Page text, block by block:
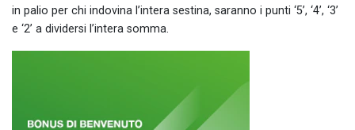
in palio per chi indovina l’intera sestina, saranno i punti ‘5’, ‘4’, ‘3’
e ‘2’ a dividersi l’intera somma.